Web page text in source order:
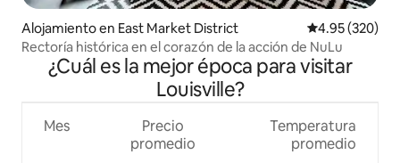
Alojamiento en East Market District Calificación
4.95 (320)
Rectoría histórica en el corazón de la acción de NuLu
¿Cuál es la mejor época para visitar
Louisville?
Mes
Precio
promedio
Temperatura
promedio